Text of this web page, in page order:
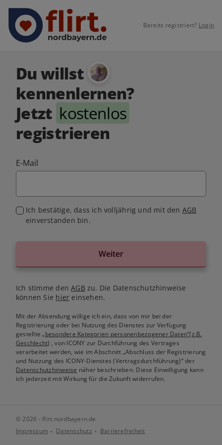
Bereits registriert? Login
Du willst
kennenlernen?
Jetzt kostenlos
registrieren
E-Mail
Ich bestätige, dass ich volljährig und mit den AGB
einverstanden bin.
Weiter
Ich stimme denAGB zu. Die Datenschutzhinweise
können Sie hier einsehen.
Mit der Absendung willige ich ein, dass von mir bei der
Registrierung oder bei Nutzung des Dienstes zur Verfügung
gestellte„besondere Kategorien personenbezogener Daten“(z.B.
Geschlecht) , von ICONY zur Durchführung des Vertrages
verarbeitet werden, wie im Abschnitt „Abschluss der Registrierung
und Nutzung des ICONY-Dienstes (Vertragsdurchführung)“ der
Datenschutzhinweise näher beschrieben. Diese Einwilligung kann
ich jederzeit mit Wirkung für die Zukunft widerrufen.
© 2026 - flirt.nordbayern.de
Impressum
Datenschutz Barrierefreiheit